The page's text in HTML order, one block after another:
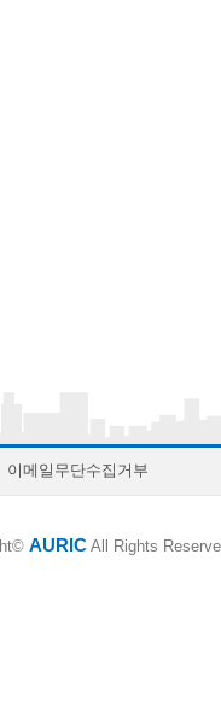
이메일무단수집거부
AURIC All Rights